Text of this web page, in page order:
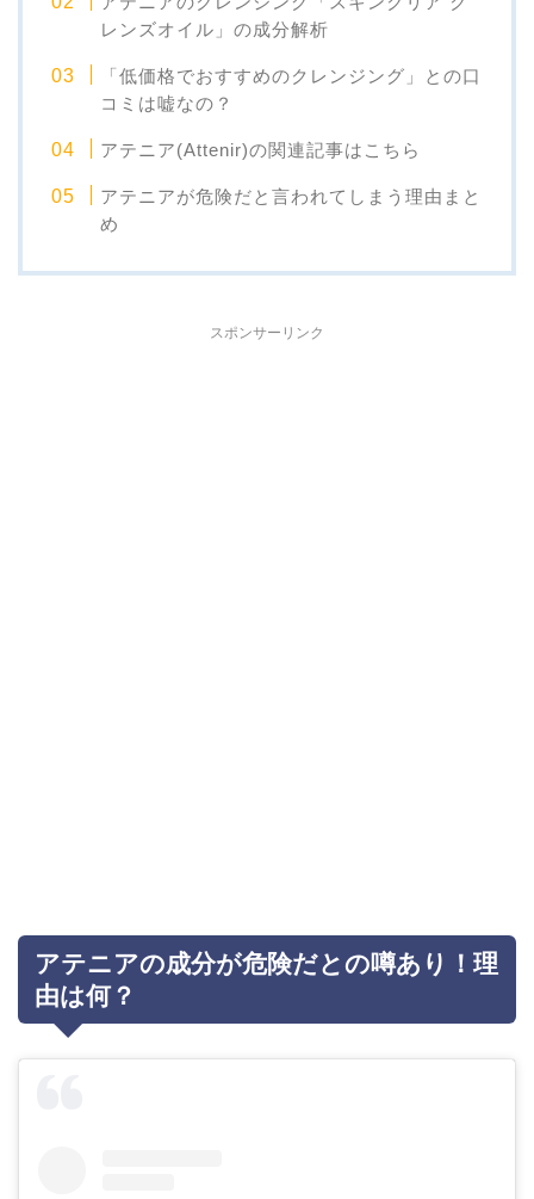
レンズオイル」の成分解析
「低価格でおすすめのクレンジング」との口
コミは嘘なの？
アテニア(Attenir)の関連記事はこちら
アテニアが危険だと言われてしまう理由まと
め
スポンサーリンク
アテニアの成分が危険だとの噂あり！理
由は何？